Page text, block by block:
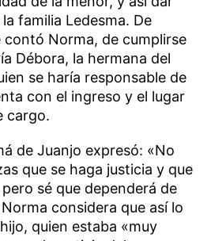
familia Ledesma. De
contó Norma, de cumplirse
Débora, la hermana del
se haría responsable de
con el ingreso y el lugar
cargo.
de Juanjo expresó: «No
que se haga justicia y que
sé que dependerá de
considera que así lo
quien estaba «muy